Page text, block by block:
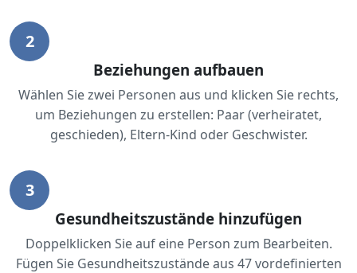
2
Beziehungen aufbauen
Wählen Sie zwei Personen aus und klicken Sie rechts,
um Beziehungen zu erstellen: Paar (verheiratet,
geschieden), Eltern-Kind oder Geschwister.
3
Gesundheitszustände hinzufügen
Doppelklicken Sie auf eine Person zum Bearbeiten.
Fügen Sie Gesundheitszustände aus 47 vordefinierten